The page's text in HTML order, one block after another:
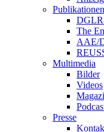
Publikationen
The
AAE/
Multimedia
Bilder
Videos
Presse